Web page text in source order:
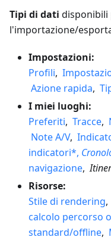
Tipi di dati disponibili
l'importazione/
Impostazioni:
Profili,
Azione rapida,
I miei luoghi:
Preferiti, Tracce,
Note A/V,
indicatori*,
navigazione,
Risorse:
Stile di rendering,
calcolo percorso
standard/offline,